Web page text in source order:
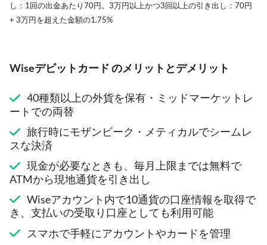
し：1回の出金あたり70円。3万円以上かつ3回以上の引き出し：70円
+ 3万円を超えた金額の1.75%
Wiseデビットカード のメリットとデメリット
40種類以上の外貨を保有・ミッドマーケットレ
ートでの両替
旅行時にモザンビーク・メティカルでシームレ
スな決済
現金が必要なときも、毎月上限までは無料で
ATMから現地通貨を引き出し
Wiseアカウント内で10通貨の口座情報を取得で
き、支払いの受取り口座としても利用可能
スマホで手軽にアカウントやカードを管理